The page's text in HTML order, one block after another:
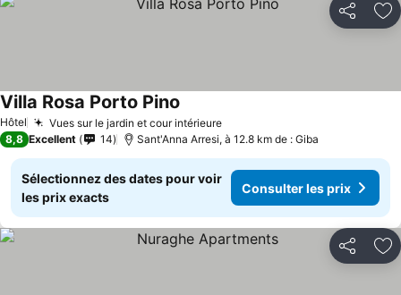
Partager
Hôtel Vues sur le jardin et cour intérieureConsulter les prix
Villa Rosa Porto Pino
8,8 Excellent 14 Sant'Anna Arresi, à 12.8 km de : Giba
Sélectionnez des dates pour voir
les prix exacts
Consulter les prix
Partager